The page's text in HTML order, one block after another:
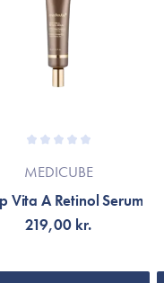
MEDICUBE
Vita A Retinol Serum
219,00 kr.